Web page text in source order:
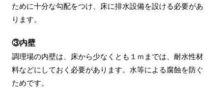
ために十分な勾配をつけ、床に排水設備を設ける必要があ
ります。
③内壁
調理場の内壁は、床から少なくとも１ｍまでは、耐水性材
料などにしておく必要があります。水等による腐蝕を防ぐ
ためです。